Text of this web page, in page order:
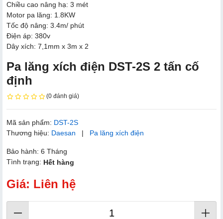
Chiều cao nâng hạ: 3 mét
Motor pa lăng: 1.8KW
Tốc độ nâng: 3.4m/ phút
Điện áp: 380v
Dây xích: 7,1mm x 3m x 2
Pa lăng xích điện DST-2S 2 tấn cố
định
(0 đánh giá)
Mã sản phẩm: DST-2S
Thương hiệu: Daesan | Pa lăng xích điện
Bảo hành: 6 Tháng
Tình trạng: Hết hàng
Giá: Liên hệ